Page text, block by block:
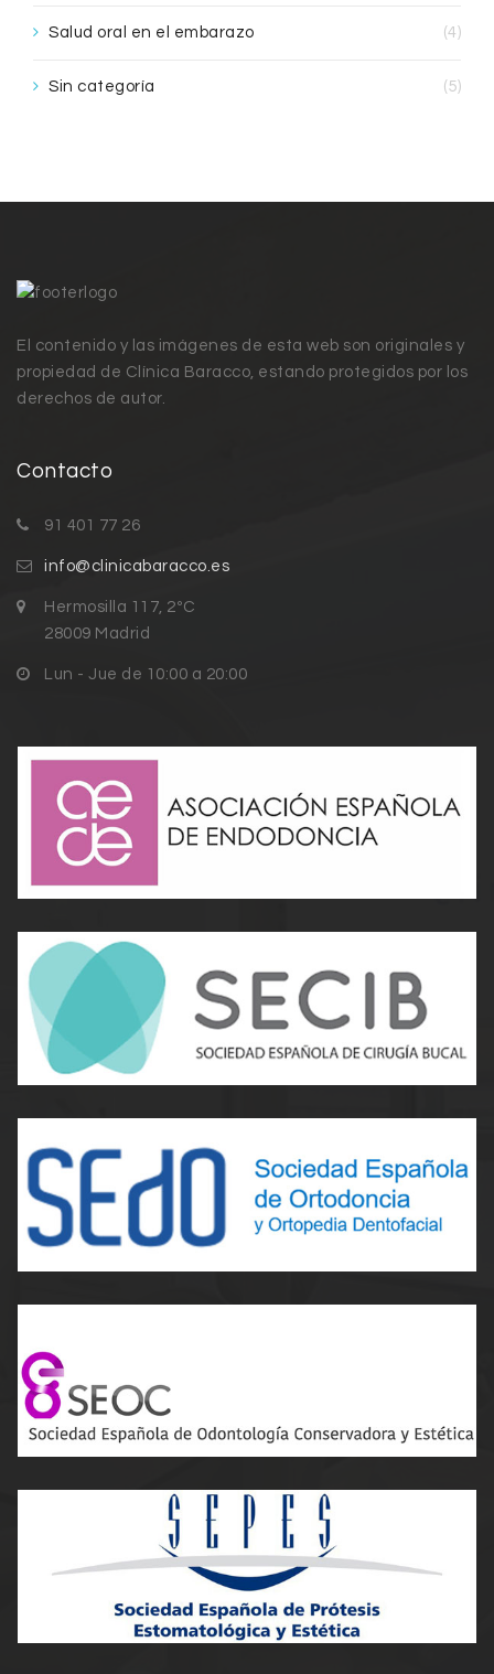
Salud oral en el embarazo (4)
Sin categoría (5)
El contenido y las imágenes de esta web son originales y
propiedad de Clínica Baracco, estando protegidos por los
derechos de autor.
Contacto
91 401 77 26
info@clinicabaracco.es
Hermosilla 117, 2ºC
28009 Madrid
Lun - Jue de 10:00 a 20:00